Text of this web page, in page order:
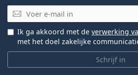
E-mail
Schrijf in
Ik ga akkoord met de verwerking
met het doel zakelijke